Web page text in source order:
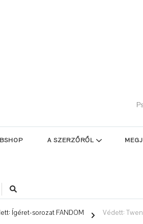
A SZERZŐRŐL
Ígéret-sorozat FANDOM Védett: